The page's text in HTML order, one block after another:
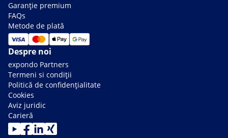
Garanție premium
FAQs
Metode de plată
Despre noi
expondo Partners
Termeni si condiții
Politică de confidențialitate
Cookies
Aviz juridic
Carieră